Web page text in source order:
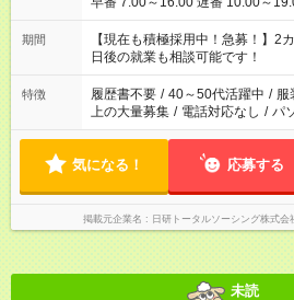
い」 「余裕を持って夕飯の準備
たくない」 など、ご希望を教えてください
の方へ 今ご覧のお仕事で希望す
の勤務時間。 合計で週40時間を
期間
【現在も積極採用中！急募！】
日後の就業も相談可能です！
特徴 履歴書不要 / 40～50代活躍中 / 服
上の大量募集 / 電話対応なし / パ
気になる！ 応募する
掲載元企業名 日研トータルソーシング株式
未読